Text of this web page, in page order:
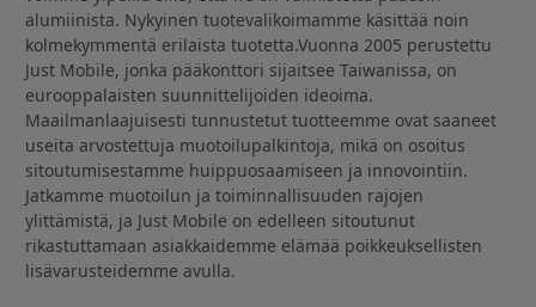
alumiinista. Nykyinen tuotevalikoimamme käsittää noin
kolmekymmentä erilaista tuotetta.Vuonna 2005 perustettu
Just Mobile, jonka pääkonttori sijaitsee Taiwanissa, on
eurooppalaisten suunnittelijoiden ideoima.
Maailmanlaajuisesti tunnustetut tuotteemme ovat saaneet
useita arvostettuja muotoilupalkintoja, mikä on osoitus
sitoutumisestamme huippuosaamiseen ja innovointiin.
Jatkamme muotoilun ja toiminnallisuuden rajojen
ylittämistä, ja Just Mobile on edelleen sitoutunut
rikastuttamaan asiakkaidemme elämää poikkeuksellisten
lisävarusteidemme avulla.